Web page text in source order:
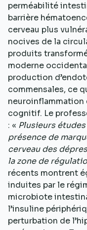
perméabilité
barrière
cerveau plus
nocives de la
produits
moderne
production
commensales, ce
cognitif. Le
: « Plusieurs
présence de
cerveau des
la zone de
récents montrent
induites par le
microbiote
l’insuline
perturbation de